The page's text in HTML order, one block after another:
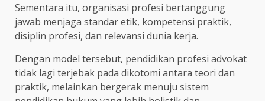
Sementara itu, organisasi profesi bertanggung
jawab menjaga standar etik, kompetensi praktik,
disiplin profesi, dan relevansi dunia kerja.
Dengan model tersebut, pendidikan profesi advokat
tidak lagi terjebak pada dikotomi antara teori dan
praktik, melainkan bergerak menuju sistem